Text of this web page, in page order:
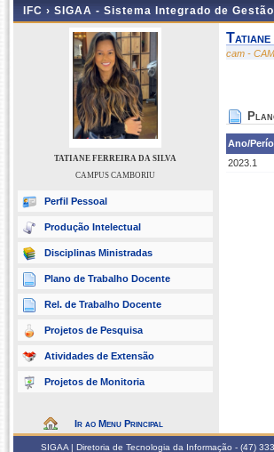
IFC › SIGAA - Sistema Integrado de
TATIANE FERREIRA DA SILVA
CAMPUS CAMBORIU
Perfil Pessoal
Produção Intelectual
Disciplinas Ministradas
Plano de Trabalho Docente
Rel. de Trabalho Docente
Projetos de Pesquisa
Atividades de Extensão
Projetos de Monitoria
Ir ao Menu Principal
cam -
Ano/
2023.1
SIGAA | Diretoria de Tecnologia da Informação - (47)